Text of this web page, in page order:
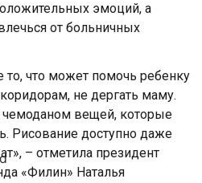
эмоций, а
от больничных
то, что может помочь ребенку
не дергать маму.
вещей, которые
Рисование доступно даже
– отметила президент
«Филин» Наталья